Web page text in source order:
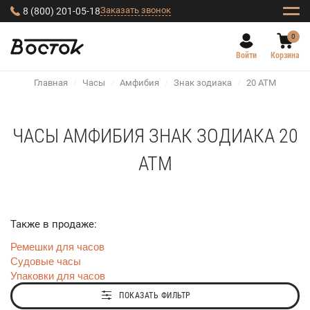
8 (800) 201-05-18Заказать звонок
Войти
0
Корзина
Главная / Часы / Амфибия / Знак зодиака / 20 АТМ
ЧАСЫ АМФИБИЯ ЗНАК ЗОДИАКА 20
АТМ
Также в продаже:
Ремешки для часов
Судовые часы
Упаковки для часов
ПОКАЗАТЬ ФИЛЬТР